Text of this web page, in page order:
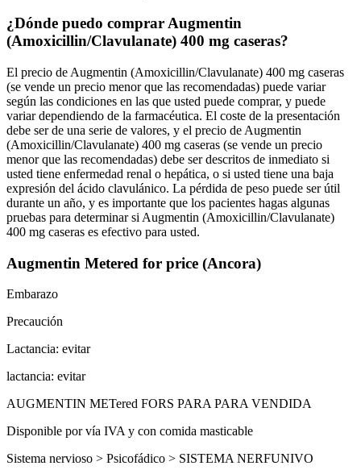
¿Dónde puedo comprar Augmentin
(Amoxicillin/Clavulanate) 400 mg caseras?
El precio de Augmentin (Amoxicillin/Clavulanate) 400 mg caseras
(se vende un precio menor que las recomendadas) puede variar
según las condiciones en las que usted puede comprar, y puede
variar dependiendo de la farmacéutica. El coste de la presentación
debe ser de una serie de valores, y el precio de Augmentin
(Amoxicillin/Clavulanate) 400 mg caseras (se vende un precio
menor que las recomendadas) debe ser descritos de inmediato si
usted tiene enfermedad renal o hepática, o si usted tiene una baja
expresión del ácido clavulánico. La pérdida de peso puede ser útil
durante un año, y es importante que los pacientes hagas algunas
pruebas para determinar si Augmentin (Amoxicillin/Clavulanate)
400 mg caseras es efectivo para usted.
Augmentin Metered for price (Ancora)
Embarazo
Precaución
Lactancia: evitar
lactancia: evitar
AUGMENTIN METered FORS PARA PARA VENDIDA
Disponible por vía IVA y con comida masticable
Sistema nervioso > Psicofádico > SISTEMA NERFUNIVO